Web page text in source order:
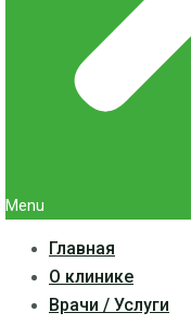
Menu
Главная
О клинике
Врачи / Услуги